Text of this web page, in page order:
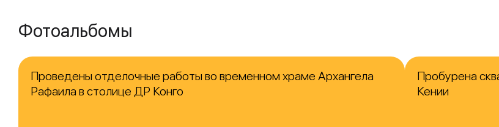
Фотоальбомы
Проведены отделочные работы во временном храме Архангела
Рафаила в столице ДР Конго
Пробурена
Кении